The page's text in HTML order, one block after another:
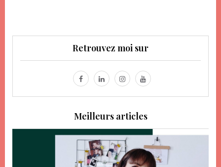
Retrouvez moi sur
Meilleurs articles